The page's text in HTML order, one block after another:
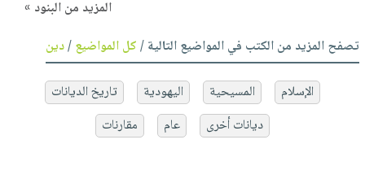
المزيد من البنود »
تصفح المزيد من الكتب في المواضيع التالية /كل المواضيع/دين
الإسلام المسيحية اليهودية
تاريخ الديانات
ديانات أخرى
عام مقارنات